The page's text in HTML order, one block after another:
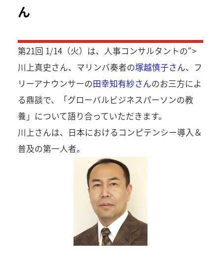
ん
第21回 1/14（火）は、人事コンサルタントの“>
川上真史さん、マリンバ奏者の塚越慎子さん、フ
リーアナウンサーの田幸知有紗さんのお三方によ
る鼎談で、「グローバルビジネスパーソンの教
養」について語り合っていただきます。
川上さんは、日本におけるコンピテンシー導入＆
普及の第一人者。